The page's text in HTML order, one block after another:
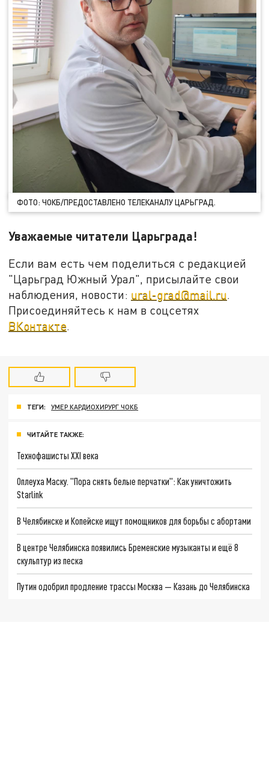
ФОТО: ЧОКБ/ПРЕДОСТАВЛЕНО ТЕЛЕКАНАЛУ ЦАРЬГРАД.
Уважаемые читатели Царьграда!
Если вам есть чем поделиться с редакцией
"Царьград Южный Урал", присылайте свои
наблюдения, новости: ural-grad@mail.ru.
Присоединяйтесь к нам в соцсетях
ВКонтакте.
ТЕГИ: УМЕР КАРДИОХИРУРГ ЧОКБ
ЧИТАЙТЕ ТАКЖЕ:
Технофашисты XXI века
Оплеуха Маску. "Пора снять белые перчатки": Как уничтожить
Starlink
В Челябинске и Копейске ищут помощников для борьбы с абортами
В центре Челябинска появились Бременские музыканты и ещё 8
скульптур из песка
Путин одобрил продление трассы Москва — Казань до Челябинска